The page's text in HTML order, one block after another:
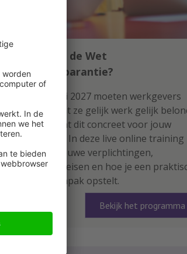
Klaar voor de Wet
loontransparantie?
Per 1 januari 2027 moeten werkgevers
aantonen dat ze gelijk werk gelijk
Wat betekent dit concreet voor jouw
organisatie? In deze live online training
leer je de nieuwe verplichtingen,
rapportage-eisen en hoe je een
plan van aanpak opstelt.
Bekijk het programma